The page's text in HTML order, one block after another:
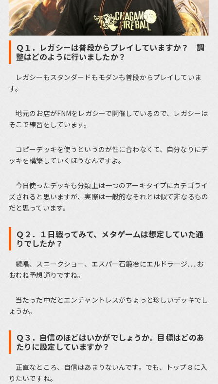
Ｑ１．レガシーは普段からプレイしていますか？ 調
整はどのように行いましたか？
レガシーもスタンダードもモダンも普段からプレイしていま
す。
地元のお店がFNMをレガシーで開催しているので、レガシーは
そこで練習をしています。
コピーデッキを使うというのが性に合わなくて、自分なりにデ
ッキを構築していくほうなんですよ。
今日使ったデッキも分類上は一つのアーキタイプにカテゴライ
ズされると思いますが、実際は一般的なそれとは似て非なるもの
だと思っています。
Ｑ２．１日戦ってみて、メタゲームは想定していた通
りでしたか？
続唱、スニークショー、エスパー石鍛冶にエルドラージ......お
おむね予想通りですね。
当たった中だとエンチャントレスがちょっと珍しいデッキでし
ょうか。
Ｑ３．自信のほどはいかがでしょうか。目標はどのあ
たりに設定していますか？
正直なところ、自信はあまりないんです。でも、トップ８に入
りたいですね。